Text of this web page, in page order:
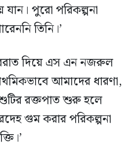
যান। পুরো পরিকল্পনা
তিনি।’
বরাত দিয়ে এস এন নজরুল
আমাদের ধারণা,
রক্তপাত শুরু হলে
গুম করার পরিকল্পনা